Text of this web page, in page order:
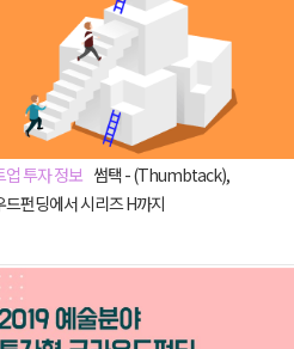
업 투자 정보 썸택 - (Thumbtack),
드펀딩에서 시리즈 H까지